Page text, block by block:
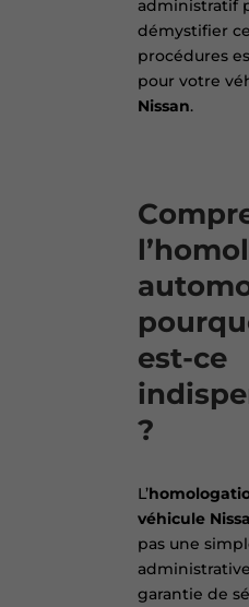
administratif
démystifier
procédures
pour votre
Nissan.
est-ce
?
L’
véhicule
pas une
garantie de